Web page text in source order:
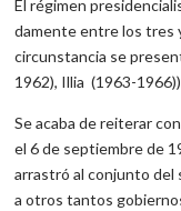
El régimen
damente entre los tres
circunstancia se
1962), Illia (1963-
Se acaba de reiterar
el 6 de septiembre de
arrastró al conjunto del
a otros tantos